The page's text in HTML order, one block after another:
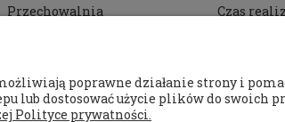
Przechowalnia
Czas
poprawne działanie strony i
lub dostosować użycie plików do swoich
Polityce prywatności.